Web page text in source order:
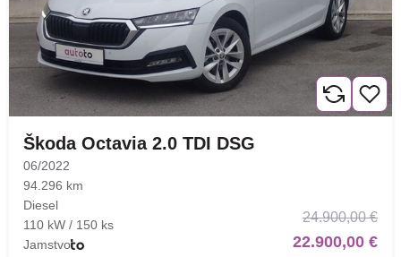
Škoda Octavia 2.0 TDI DSG
06/2022
94.296 km
Diesel
110 kW / 150 ks
Jamstvo
24.900,00 €
22.900,00 €